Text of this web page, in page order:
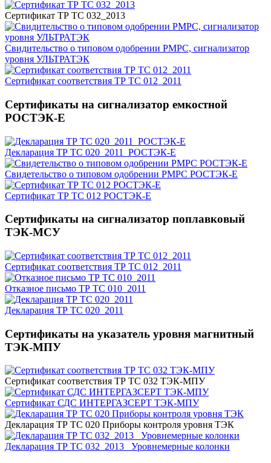
Сертификат ТР ТС 032_2013
Свидительство о типовом одобрении РМРС, сигнализатор
уровня УЛЬТРАТЭК
Сертификат соответствия ТР ТС 012_2011
Сертификаты на сигнализатор емкостной
РОСТЭК-Е
Декларация ТР ТС 020_2011_РОСТЭК-Е
Свидетельство о типовом одобрении РМРС РОСТЭК-Е
Сертификат ТР ТС 012 РОСТЭК-Е
Сертификаты на сигнализатор поплавковый
ТЭК-МСУ
Сертификат соответствия ТР ТС 012_2011
Отказное письмо ТР ТС 010_2011
Декларация ТР ТС 020_2011
Сертификаты на указатель уровня магнитный
ТЭК-МПУ
Сертификат соответствия ТР ТС 032 ТЭК-МПУ
Сертификат СДС ИНТЕРГАЗСЕРТ ТЭК-МПУ
Декларация ТР ТС 020 Приборы контроля уровня ТЭК
Декларация ТР ТС 032_2013_ Уровнемерные колонки